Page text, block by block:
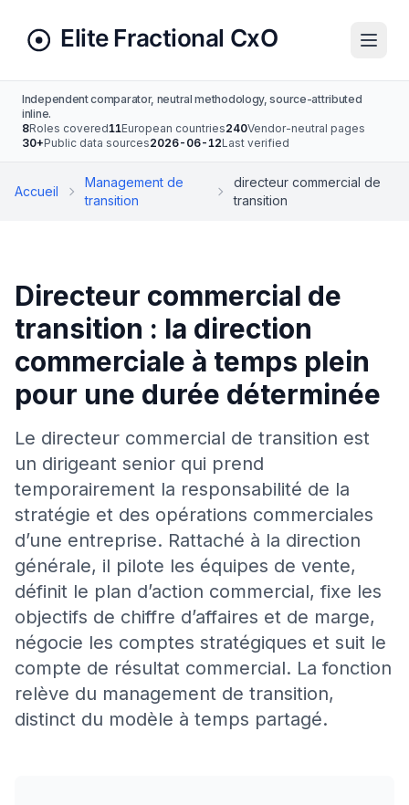
Independent comparator, neutral methodology, source-attributed
inline.
8Roles covered11European countries240Vendor-neutral pages
30+Public data sources2026-06-12Last verified
Accueil
Management de
transition
directeur commercial de
transition
Directeur commercial de
transition : la direction
commerciale à temps plein
pour une durée déterminée
Le directeur commercial de transition est
un dirigeant senior qui prend
temporairement la responsabilité de la
stratégie et des opérations commerciales
d’une entreprise. Rattaché à la direction
générale, il pilote les équipes de vente,
définit le plan d’action commercial, fixe les
objectifs de chiffre d’affaires et de marge,
négocie les comptes stratégiques et suit le
compte de résultat commercial. La fonction
relève du management de transition,
distinct du modèle à temps partagé.